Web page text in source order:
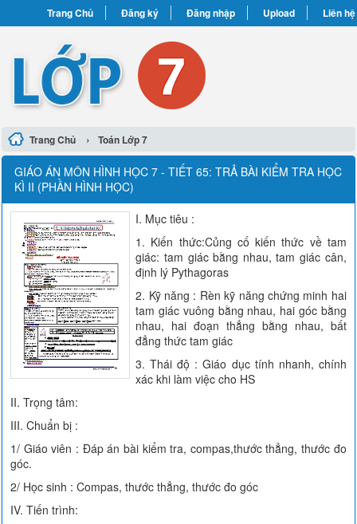
Trang Chủ Đăng ký Đăng nhập Upload Liên hệ
Trang Chủ › Toán Lớp 7
GIÁO ÁN MÔN HÌNH HỌC 7 - TIẾT 65: TRẢ BÀI KIỂM TRA HỌC
KÌ II (PHẦN HÌNH HỌC)
I. Mục tiêu :
1. Kiến thức:Củng cố kiến thức về tam
giác: tam giác bằng nhau, tam giác cân,
định lý Pythagoras
2. Kỹ năng : Rèn kỹ năng chứng minh hai
tam giác vuông bằng nhau, hai góc bằng
nhau, hai đoạn thẳng bằng nhau, bất
đẳng thức tam giác
3. Thái độ : Giáo dục tính nhanh, chính
xác khi làm việc cho HS
II. Trọng tâm:
III. Chuẩn bị :
1/ Giáo viên : Đáp án bài kiểm tra, compas,thước thẳng, thước đo
góc.
2/ Học sinh : Compas, thước thẳng, thước đo góc
IV. Tiến trình: